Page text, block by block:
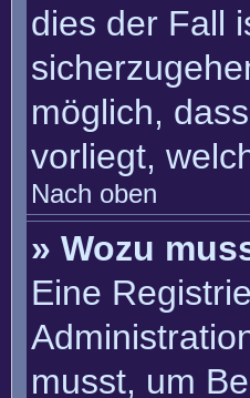
dies der Fall
möglich,
vorliegt,
Nach oben
» Wozu
Eine
musst, um